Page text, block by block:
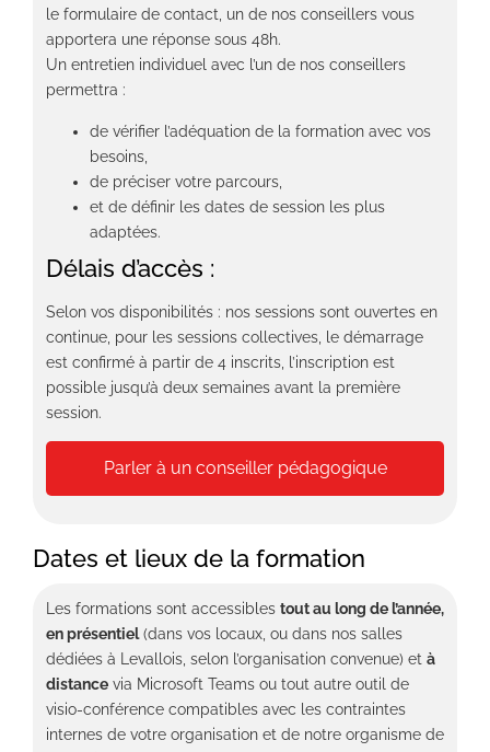
le formulaire de contact, un de nos conseillers vous
apportera une réponse sous 48h.
Un entretien individuel avec l’un de nos conseillers
permettra :
de vérifier l’adéquation de la formation avec vos
besoins,
de préciser votre parcours,
et de définir les dates de session les plus
adaptées.
Délais d’accès :
Selon vos disponibilités : nos sessions sont ouvertes en
continue, pour les sessions collectives, le démarrage
est confirmé à partir de 4 inscrits, l’inscription est
possible jusqu’à deux semaines avant la première
session.
Parler à un conseiller pédagogique
Dates et lieux de la formation
Les formations sont accessibles tout au long de l’année,
en présentiel(dans vos locaux, ou dans nos salles
dédiées à Levallois, selon l’organisation convenue) et à
distance via Microsoft Teams ou tout autre outil de
visio-conférence compatibles avec les contraintes
internes de votre organisation et de notre organisme de